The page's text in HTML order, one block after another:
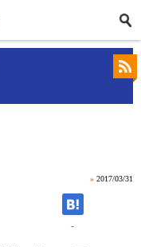
» 2017/03/31
-